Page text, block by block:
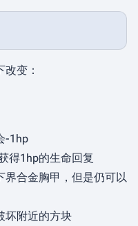
变：
-1hp
得1hp的生命回复
界合金胸甲，但是仍可以
坏附近的方块